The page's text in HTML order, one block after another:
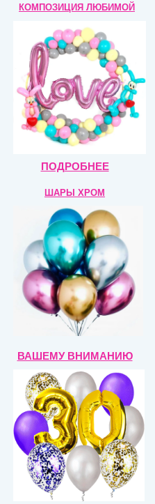
КОМПОЗИЦИЯ ЛЮБИМОЙ
ПОДРОБНЕЕ
ШАРЫ ХРОМ
ВАШЕМУ ВНИМАНИЮ